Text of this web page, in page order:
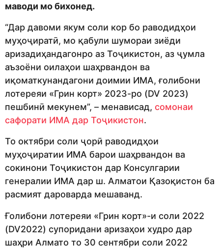
маводи мо бихонед.
“Дар давоми якум соли кор бо раводидҳои
муҳоҷиратӣ, мо қабули шумораи зиёди
аризадиҳандагонро аз Тоҷикистон, аз ҷумла
аъзоёни оилаҳои шаҳрвандон ва
иқоматкунандагони доимии ИМА, ғолибони
лотереяи «Грин корт» 2023-ро (DV 2023)
пешбинӣ мекунем”, – менависад, сомонаи
сафорати ИМА дар Тоҷикистон.
То октябри соли ҷорӣ раводидҳои
муҳоҷиратии ИМА барои шаҳрвандон ва
сокинони Тоҷикистон дар Консулгарии
генералии ИМА дар ш. Алматои Қазоқистон ба
расмият дароварда мешаванд.
Ғолибони лотереяи «Грин корт»-и соли 2022
(DV2022) супоридани аризаҳои худро дар
шаҳри Алмато то 30 сентябри соли 2022